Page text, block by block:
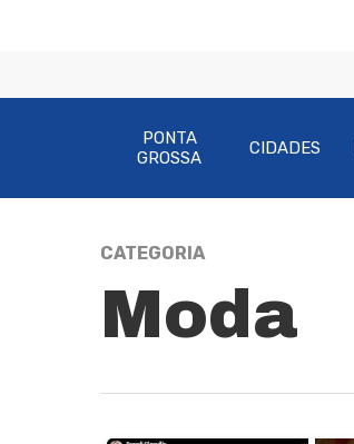
PONTA
GROSSA
CIDADES
CATEGORIA
Moda